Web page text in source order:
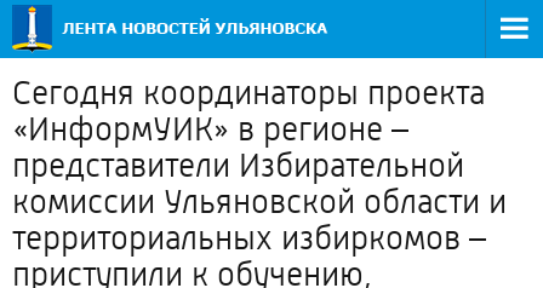
Сегодня координаторы проекта
«ИнформУИК» в регионе –
представители Избирательной
комиссии Ульяновской области и
территориальных избиркомов –
приступили к обучению,